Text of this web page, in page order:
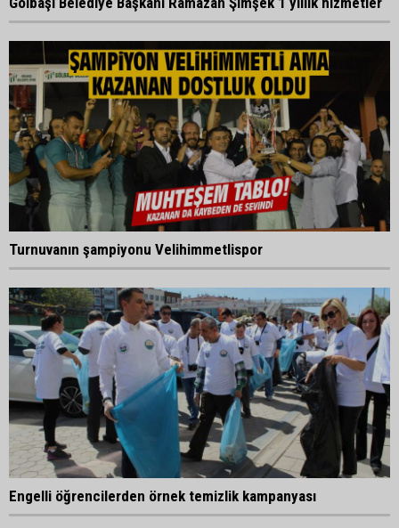
Turnuvanın şampiyonu Velihimmetlispor
Engelli öğrencilerden örnek temizlik kampanyası